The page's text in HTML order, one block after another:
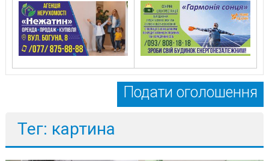
Подати оголошення
Тег: картина